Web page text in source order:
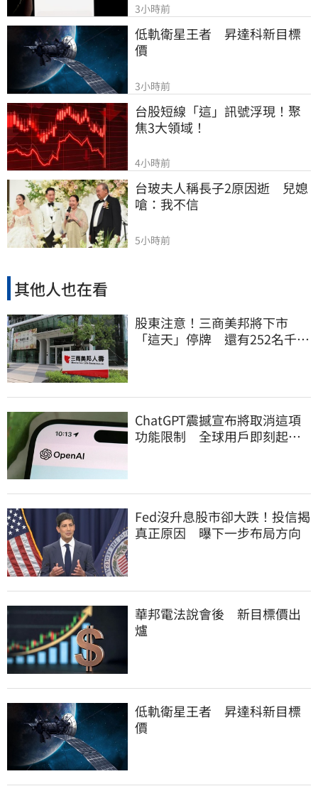
3小時前
低軌衛星王者　昇達科新目標
價
3小時前
台股短線「這」訊號浮現！聚
焦3大領域！
4小時前
台玻夫人稱長子2原因逝　兒媳
嗆：我不信
5小時前
其他人也在看
股東注意！三商美邦將下市
「這天」停牌 還有252名千張
ChatGPT震撼宣布將取消這項
功能限制 全球用戶即刻起
Fed沒升息股市卻大跌！投信揭
真正原因 曝下一步布局方向
華邦電法說會後 新目標價出
爐
低軌衛星王者 昇達科新目標
價